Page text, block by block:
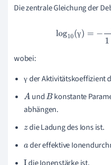
Die zentrale Gleichung der
γ
log 10 γ
wobei:
γ
γder Aktivitätskoeffizient
A undB konstante
abhängen.
zdie Ladung des Ions ist.
ader effektive